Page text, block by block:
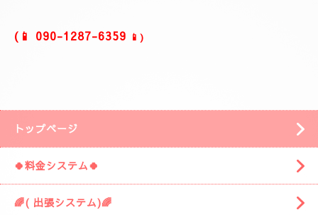
安倍川駅の方に進みますと
左側に広い駐車場がありますそこの１９番に
お車を停めてください。
着きましたら お電話お願いしますね。
スタッフがお出迎えに伺います。